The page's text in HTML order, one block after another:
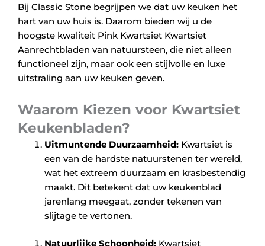
Bij Classic Stone begrijpen we dat uw keuken het
hart van uw huis is. Daarom bieden wij u de
hoogste kwaliteit Pink Kwartsiet Kwartsiet
Aanrechtbladen van natuursteen, die niet alleen
functioneel zijn, maar ook een stijlvolle en luxe
uitstraling aan uw keuken geven.
Waarom Kiezen voor Kwartsiet
Keukenbladen?
Uitmuntende Duurzaamheid: Kwartsiet is
een van de hardste natuurstenen ter wereld,
wat het extreem duurzaam en krasbestendig
maakt. Dit betekent dat uw keukenblad
jarenlang meegaat, zonder tekenen van
slijtage te vertonen.
Natuurlijke Schoonheid: Kwartsiet